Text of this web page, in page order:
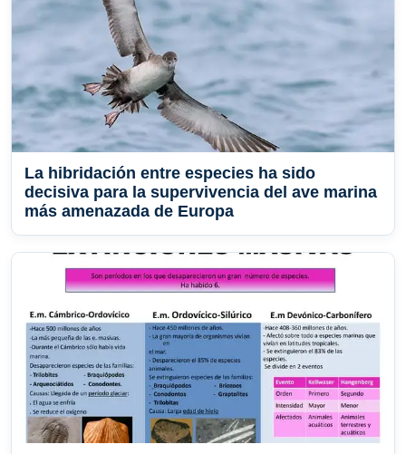
La hibridación entre especies ha sido
decisiva para la supervivencia del ave marina
más amenazada de Europa